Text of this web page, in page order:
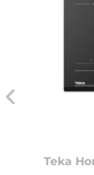
Teka